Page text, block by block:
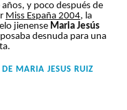
años, y poco después de
Miss España 2004, la
jienense Maria Jesús
posaba desnuda para una
MARIA JESUS RUIZ